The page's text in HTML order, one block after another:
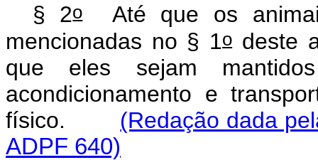
§ 2oAté que os
mencionadas no § 1odeste
que eles sejam
acondicionamento e
físico.
(Redação dada
ADPF 640)